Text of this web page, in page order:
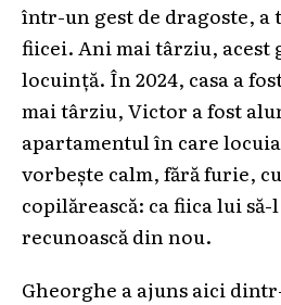
într-un gest de dragoste, a
fiicei. Ani mai târziu, acest
locuință. În 2024, casa a
mai târziu, Victor a fost
apartamentul în care
vorbește calm, fără furie,
copilărească: ca fiica lui să-
recunoască din nou.
Gheorghe a ajuns aici